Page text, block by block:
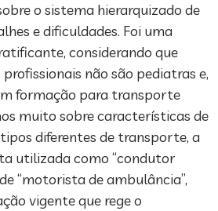
o sistema hierarquizado de
e dificuldades. Foi uma
considerando que
não são pediatras e,
formação para transporte
muito sobre características de
diferentes de transporte, a
utilizada como “condutor
“motorista de ambulância”,
vigente que rege o